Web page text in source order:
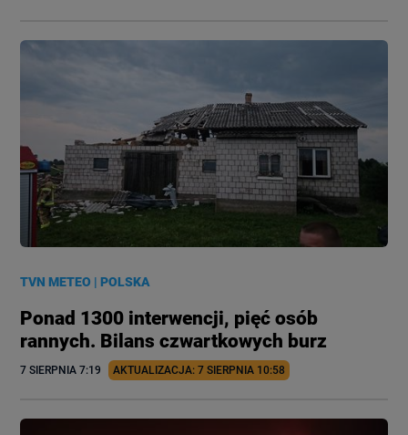
TVN METEO |POLSKA
Ponad 1300 interwencji, pięć osób
rannych. Bilans czwartkowych burz
7 SIERPNIA 7:19 AKTUALIZACJA: 7 SIERPNIA 10:58